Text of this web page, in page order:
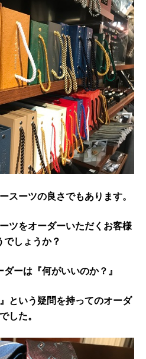
スーツの良さでもあります。
ツをオーダーいただくお客様
でしょうか？
ーは『何がいいのか？』
という疑問を持ってのオーダ
した。